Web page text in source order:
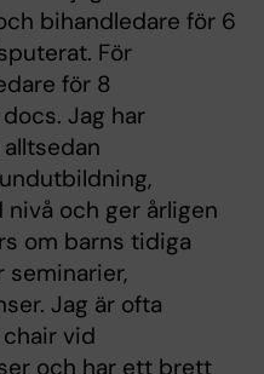
bihandledare för 6
För
för 8
Jag har
och ger årligen
om barns tidiga
seminarier,
Jag är ofta
vid
och har ett brett